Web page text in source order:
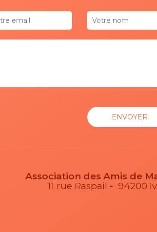
Association des Amis de
11 rue Raspail - 94200